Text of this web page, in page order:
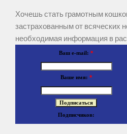
Хочешь стать грамотным
застрахованным от всяческих
необходимая информация в
Ваш e-mail: *
Ваше имя: *
Подписчиков: